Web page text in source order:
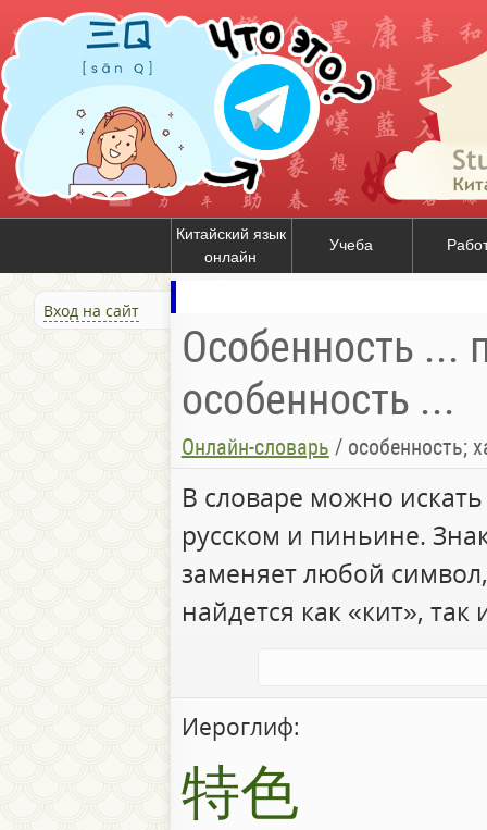
Китайский язык
онлайн
Учеба
Вход на сайт
Особенность ...
особенность ...
Онлайн-словарь / особенность;
В словаре можно
русском и пиньине.
заменяет любой
найдется как «кит», так
Иероглиф:
特色